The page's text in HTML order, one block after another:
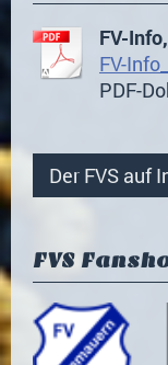
FV-
FV-
PDF-
Der FVS auf
FVS